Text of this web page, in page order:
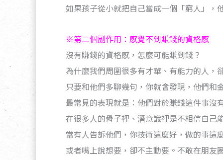
如果孩子從小就把自己當成一個「窮人」，
※第二個副作用：感覺不到賺錢的資格感
沒有賺錢的資格感，怎麼可能賺到錢？
為什麼我們周圍很多有才華、有能力的人，
只要和他們多聊幾句，你就會發現，他們和
最常見的表現就是：他們對於賺錢這件事沒
在很多人的骨子裡、潛意識裡是不相信自己
當有人告訴他們，你技術這麼好，做的事
或者嘴上說想要，卻不主動要。不敢在朋友